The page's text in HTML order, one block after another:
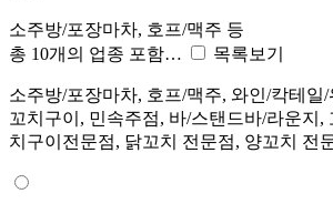
소주방/포장마차, 호프/맥주 등
총 10개의 업종 포함…
목록보기
소주방/포장마차, 호프/맥주, 와인/칵테일
꼬치구이, 민속주점, 바/스탠드바/라운지,
치구이전문점, 닭꼬치 전문점, 양꼬치 전